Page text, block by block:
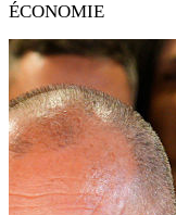
ÉCONOMIE